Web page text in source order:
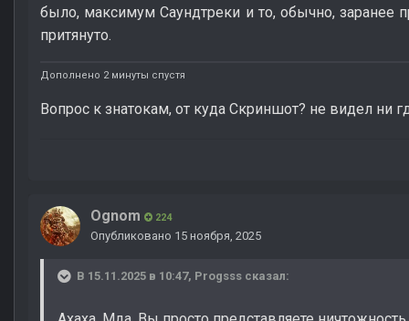
было, максимум Саундтреки и то, обычно, заранее
притянуто.
Дополнено 2 минуты спустя
Вопрос к знатокам, от куда Скриншот? не видел ни
Ognom 224
Опубликовано 15 ноября, 2025
В 15.11.2025 в 10:47, Progsss сказал: